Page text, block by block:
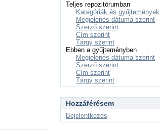
Teljes repozitórumban
Kategóriák és gyűjtemények
Megjelenés dátuma szerint
Szerző szerint
Cím szerint
Tárgy szerint
Ebben a gyűjteményben
Megjelenés dátuma szerint
Szerző szerint
Cím szerint
Tárgy szerint
Hozzáférésem
Bejelentkezés